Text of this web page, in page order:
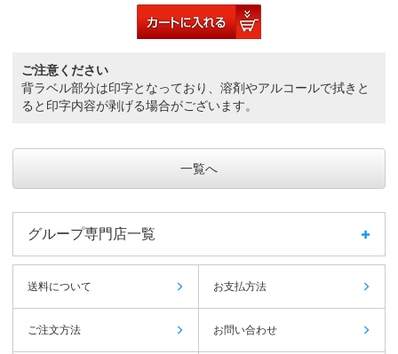
ご注意ください
背ラベル部分は印字となっており、溶剤やアルコールで拭きと
ると印字内容が剥げる場合がございます。
一覧へ
グループ専門店一覧
送料について お支払方法
ご注文方法 お問い合わせ